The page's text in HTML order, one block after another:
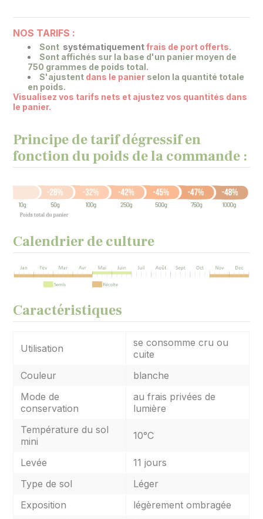
NOS TARIFS :
Sont systématiquementfrais de port offerts.
Sont affichés sur la base d'un panier moyen de
750 grammes de poids total.
S'ajustent dans le panier selon la quantité totale
en poids.
Visualisez vos tarifs nets et ajustez vos quantités dans
le panier.
Principe de tarif dégressif en
fonction du poids de la commande :
Calendrier de culture
Caractéristiques
Utilisation
se consomme cru ou
cuite
Couleur
blanche
Mode de
conservation
au frais privées de
lumière
Température du sol
mini
10°C
Levée
11 jours
Type de sol
Léger
Exposition
légèrement ombragée